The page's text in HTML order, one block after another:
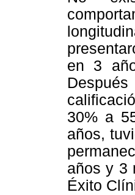
en 3
30% a
años,
años y 3
Éxito